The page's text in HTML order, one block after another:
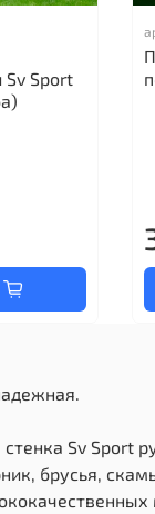
Sv Sport
Sv Sport
брусья,